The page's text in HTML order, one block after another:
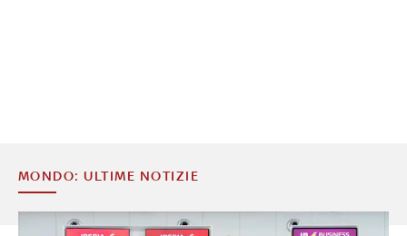
MONDO: ULTIME NOTIZIE